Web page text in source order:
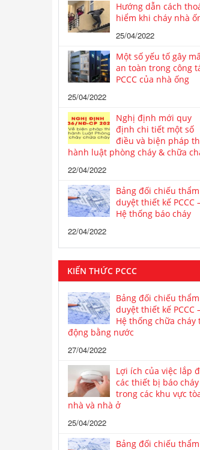
Hướng dẫn cách
hiểm khi cháy nhà
25/04/2022
Một số yếu tố gây
an toàn trong công
PCCC của nhà ống
25/04/2022
Nghị định mới quy
định chi tiết một số
điều và biện pháp
hành luật phòng cháy & chữa
22/04/2022
Bảng đối chiếu thẩm
duyệt thiết kế PCCC
Hệ thống báo cháy
22/04/2022
KIẾN THỨC PCCC
Bảng đối chiếu thẩm
duyệt thiết kế PCCC
Hệ thống chữa cháy
động bằng nước
27/04/2022
Lợi ích của việc lắp
các thiết bị báo cháy
trong các khu vực
nhà và nhà ở
25/04/2022
Bảng đối chiếu thẩm